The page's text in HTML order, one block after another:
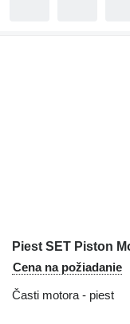
Cena na požiadanie
Časti motora - piest